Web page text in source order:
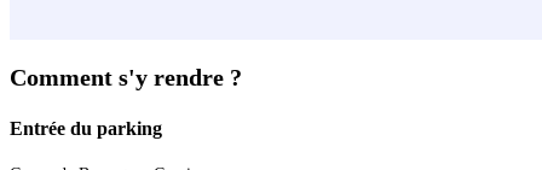
Comment s'y rendre ?
Entrée du parking